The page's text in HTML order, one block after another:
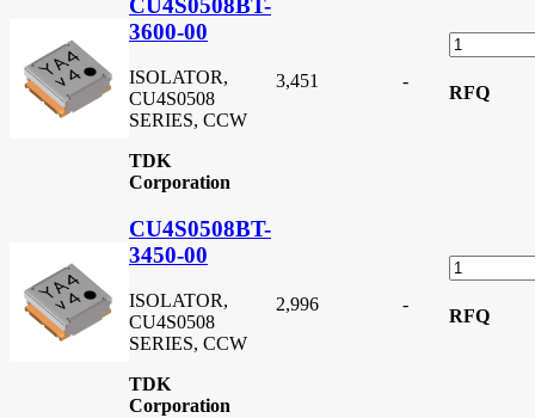
3600-00
ISOLATOR,
CU4S0508
SERIES, CCW
TDK
Corporation
3,451 -
RFQ
CU4S0508BT-
3450-00
ISOLATOR,
CU4S0508
SERIES, CCW
TDK
Corporation
2,996 -
RFQ